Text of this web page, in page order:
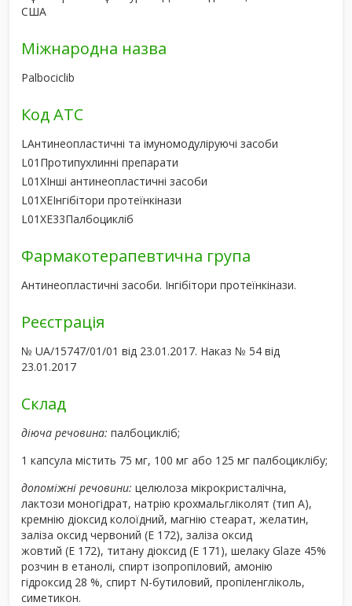
США
Міжнародна назва
Palbociclib
Код АТС
LАнтинеопластичні та імуномодуліруючі засоби
L01 Протипухлинні препарати
L01XІнші антинеопластичні засоби
L01XEІнгібітори протеїнкінази
L01XE33Палбоцикліб
Фармакотерапевтична група
Антинеопластичні засоби. Інгібітори протеїнкінази.
Реєстрація
№ UA/15747/01/01 від 23.01.2017. Наказ № 54 від
23.01.2017
Склад
діюча речовина: палбоцикліб;
1 капсула містить 75 мг, 100 мг або 125 мг палбоциклібу;
допоміжні речовини: целюлоза мікрокристалічна,
лактози моногідрат, натрію крохмальгліколят (тип А),
кремнію діоксид колоїдний, магнію стеарат, желатин,
заліза оксид червоний (Е 172), заліза оксид
жовтий (Е 172), титану діоксид (Е 171), шелаку Glaze 45%
розчин в етанолі, спирт ізопропіловий, амонію
гідроксид 28 %, спирт N-бутиловий, пропіленгліколь,
симетикон.